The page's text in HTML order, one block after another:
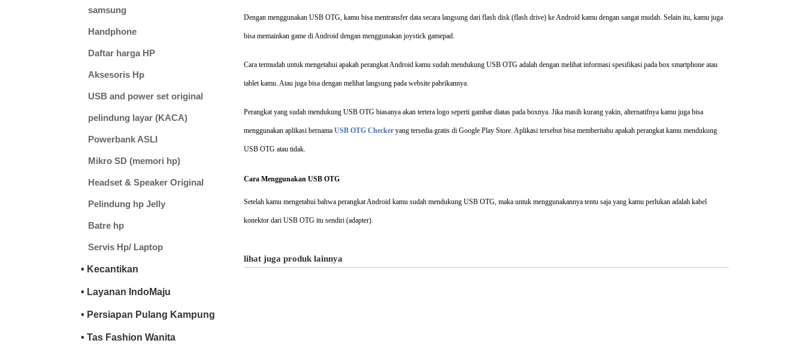
samsung
Handphone
Daftar harga HP
Aksesoris Hp
USB and power set original
pelindung layar (KACA)
Powerbank ASLI
Mikro SD (memori hp)
Headset & Speaker Original
Pelindung hp Jelly
Batre hp
Servis Hp/ Laptop
• Kecantikan
• Layanan IndoMaju
• Persiapan Pulang Kampung
• Tas Fashion Wanita
Dengan menggunakan USB OTG, kamu bisa mentransfer data secara langsung dari flash disk (flash drive) ke Android kamu dengan sangat mudah. Selain itu, kamu juga
bisa memainkan game di Android dengan menggunakan joystick gamepad.
Cara termudah untuk mengetahui apakah perangkat Android kamu sudah mendukung USB OTG adalah dengan melihat informasi spesifikasi pada box smartphone atau
tablet kamu. Atau juga bisa dengan melihat langsung pada website pabrikannya.
Perangkat yang sudah mendukung USB OTG biasanya akan tertera logo seperti gambar diatas pada boxnya. Jika masih kurang yakin, alternatifnya kamu juga bisa
menggunakan aplikasi bernama USB OTG Checker yang tersedia gratis di Google Play Store. Aplikasi tersebut bisa memberitahu apakah perangkat kamu mendukung
USB OTG atau tidak.
Cara Menggunakan USB OTG
Setelah kamu mengetahui bahwa perangkat Android kamu sudah mendukung USB OTG, maka untuk menggunakannya tentu saja yang kamu perlukan adalah kabel
konektor dari USB OTG itu sendiri (adapter).
lihat juga produk lainnya